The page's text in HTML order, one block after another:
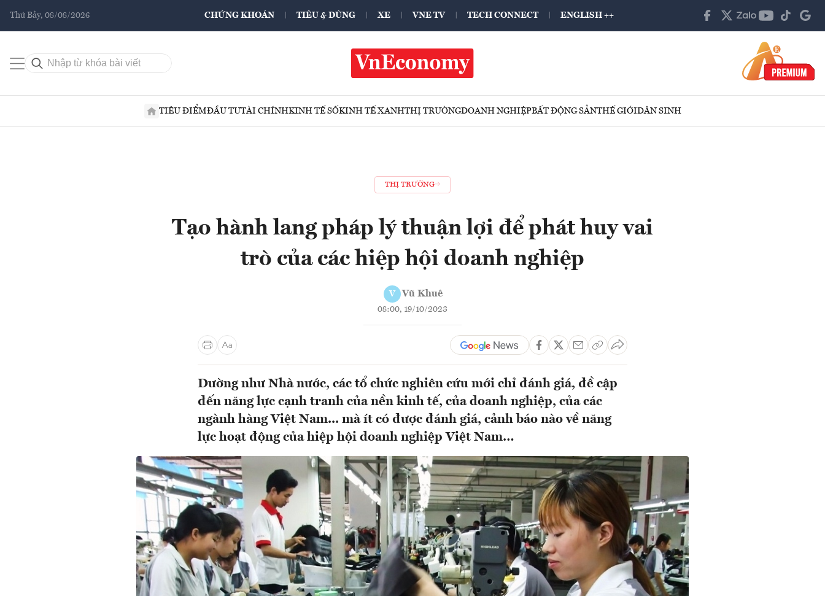
Thứ Bảy, 08/08/2026 CHỨNG KHOÁN TIÊU & DÙNG XE VNE TV TECH CONNECT ENGLISH ++
TIÊU ĐIỂMĐẦU TƯTÀI CHÍNHKINH TẾ SỐKINH TẾ XANHTHỊ TRƯỜNGDOANH NGHIỆPBẤT ĐỘNG SẢNTHẾ GIỚIDÂN SINH
THỊ TRƯỜNG
Tạo hành lang pháp lý thuận lợi để phát huy vai
trò của các hiệp hội doanh nghiệp
V Vũ Khuê
08:00, 19/10/2023
Dường như Nhà nước, các tổ chức nghiên cứu mới chỉ đánh giá, đề cập
đến năng lực cạnh tranh của nền kinh tế, của doanh nghiệp, của các
ngành hàng Việt Nam... mà ít có được đánh giá, cảnh báo nào về năng
lực hoạt động của hiệp hội doanh nghiệp Việt Nam…